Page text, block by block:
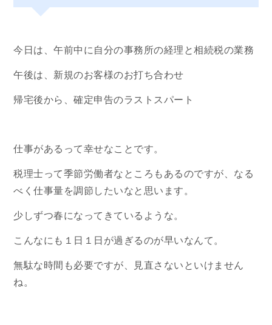
今日は、午前中に自分の事務所の経理と相続税の業務
午後は、新規のお客様のお打ち合わせ
帰宅後から、確定申告のラストスパート
仕事があるって幸せなことです。
税理士って季節労働者なところもあるのですが、なる
べく仕事量を調節したいなと思います。
少しずつ春になってきているような。
こんなにも１日１日が過ぎるのが早いなんて。
無駄な時間も必要ですが、見直さないといけません
ね。